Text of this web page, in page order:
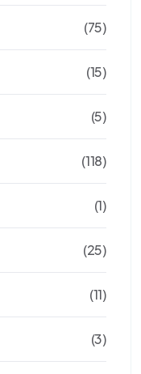
(75)
(15)
(5)
(118)
(1)
(25)
(11)
(3)